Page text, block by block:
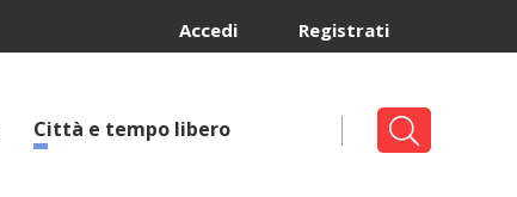
Registrati
Accedi
Città e tempo libero